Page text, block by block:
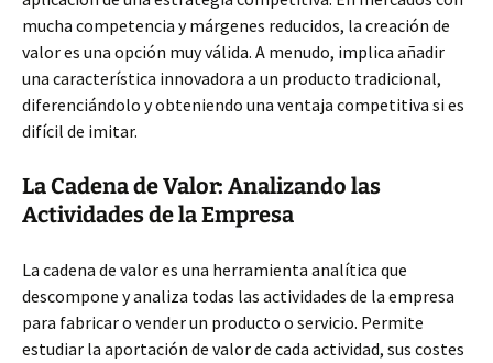
mucha competencia y márgenes reducidos, la creación de
valor es una opción muy válida. A menudo, implica añadir
una característica innovadora a un producto tradicional,
diferenciándolo y obteniendo una ventaja competitiva si es
difícil de imitar.
La Cadena de Valor: Analizando las
Actividades de la Empresa
La cadena de valor es una herramienta analítica que
descompone y analiza todas las actividades de la empresa
para fabricar o vender un producto o servicio. Permite
estudiar la aportación de valor de cada actividad, sus costes